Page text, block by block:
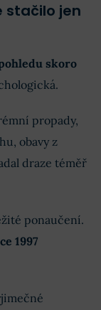
stačilo jen
skoro
propady,
obavy z
draze téměř
ponaučení.
1997